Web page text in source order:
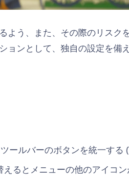
よう、また、その際のリスク
ョンとして、独自の設定を備
ールバーのボタンを統一する
るとメニューの他のアイコ